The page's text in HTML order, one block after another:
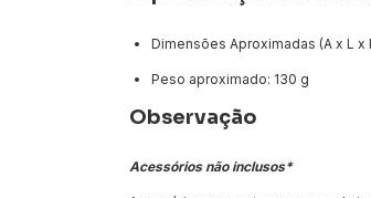
Dimensões Aproximadas (A x L x
Peso aproximado: 130 g
Observação
Acessórios não inclusos*